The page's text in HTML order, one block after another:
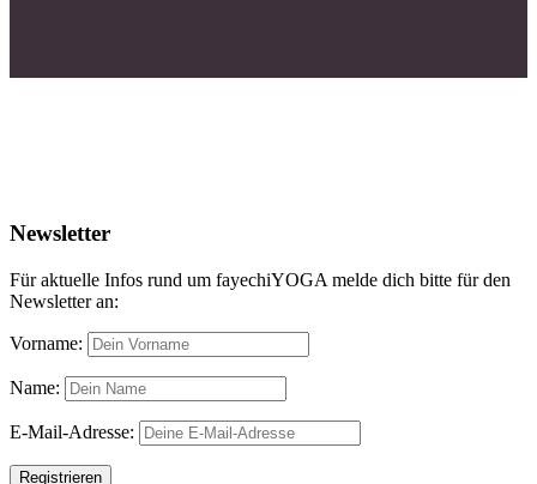
Newsletter
Für aktuelle Infos rund um fayechiYOGA melde dich bitte für den
Newsletter an:
Vorname:
Name:
E-Mail-Adresse: